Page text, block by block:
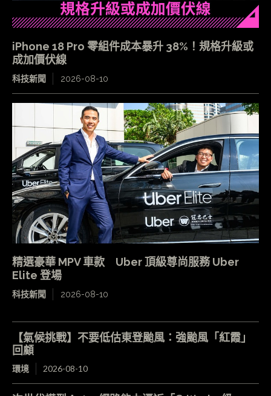
iPhone 18 Pro 零組件成本暴升 38%！規格升級或
成加價伏線
科技新聞 2026-08-10
精選豪華 MPV 車款 Uber 頂級尊尚服務 Uber
Elite 登場
科技新聞 2026-08-10
【氣候挑戰】不要低估東登颱風：強颱風「紅霞」
回顧
環境 2026-08-10